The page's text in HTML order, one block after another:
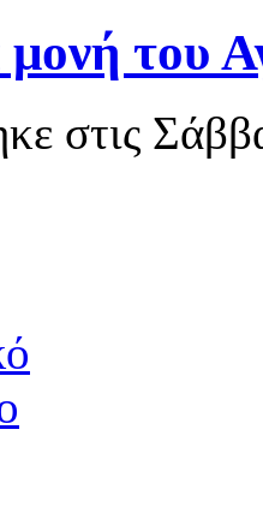
μονή του
στις